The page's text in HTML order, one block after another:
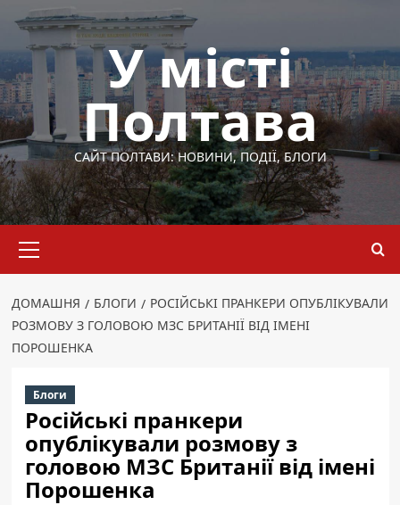
Перейти
вмісту
У місті
Полтава
САЙТ ПОЛТАВИ: НОВИНИ, ПОДІЇ, БЛОГИ
меню
ДОМАШНЯ БЛОГИ
РОСІЙСЬКІ ПРАНКЕРИ ОПУБЛІКУВАЛИ
РОЗМОВУ З ГОЛОВОЮ МЗС БРИТАНІЇ ВІД ІМЕНІ
ПОРОШЕНКА
Блоги
Російські пранкери
опублікували розмову з
головою МЗС Британії від імені
Порошенка